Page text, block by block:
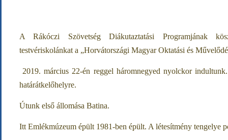
A Rákóczi Szövetség Diákutaztatási Programjának
testvériskolánkat a „Horvátországi Magyar Oktatási és
2019. március 22-én reggel háromnegyed nyolckor
határátkelőhelyre.
Útunk első állomása Batina.
Itt Emlékmúzeum épült 1981-ben épült. A létesítmény tengelye